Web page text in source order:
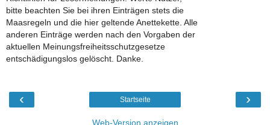
bitte beachten Sie bei ihren Einträgen stets die
Maasregeln und die hier geltende Anettekette. Alle
anderen Einträge werden nach den Vorgaben der
aktuellen Meinungsfreiheitsschutzgesetze
entschädigungslos gelöscht. Danke.
‹ ›
Startseite
Web-Version anzeigen